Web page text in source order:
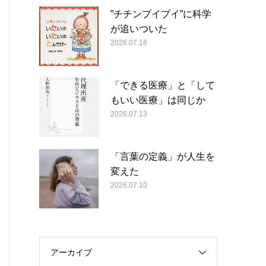
”チチンプイプイ”に科学
が追いついた
2026.07.16
「できる医療」と「して
もいい医療」は同じか
2026.07.13
「言葉の定義」が人生を
変えた
2026.07.10
アーカイブ